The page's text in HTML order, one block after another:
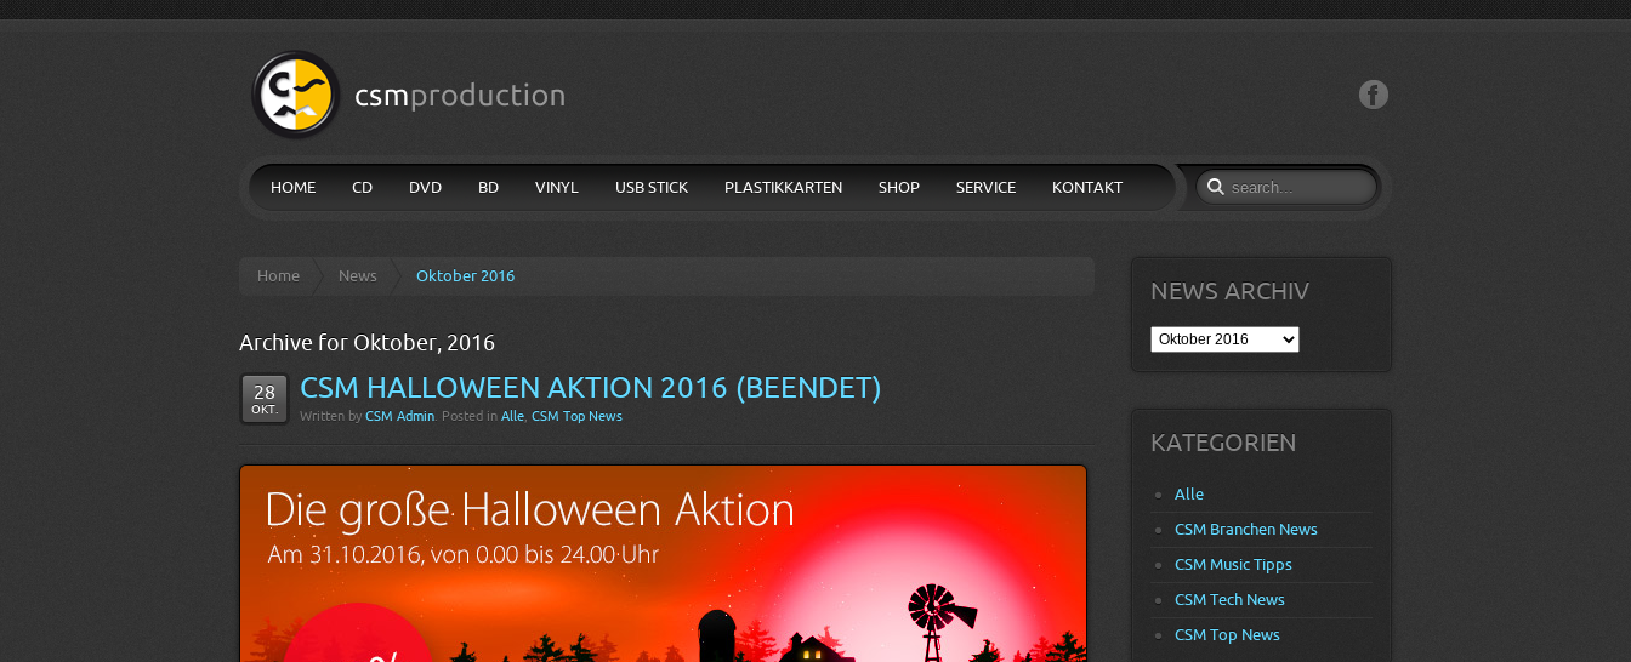
HOME CD DVD BD VINYL USB STICK PLASTIKKARTEN SHOP SERVICE KONTAKT
Home News Oktober 2016
Archive for Oktober, 2016
28
OKT.
CSM HALLOWEEN AKTION 2016 (BEENDET)
Written by CSM Admin . Posted in Alle CSM Top News
NEWS ARCHIV
News
Archiv
KATEGORIEN
Alle
CSM Branchen News
CSM Music Tipps
CSM Tech News
CSM Top News